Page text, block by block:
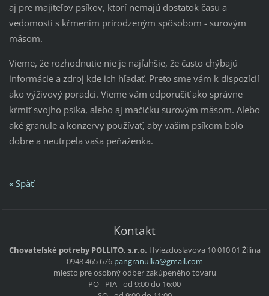
aj pre majiteľov psíkov, ktorí nemajú dostatok času a
vedomostí s kŕmením prirodzeným spôsobom - surovým
mäsom.
Vieme, že rozhodnutie nie je najľahšie, že často chýbajú
informácie a zdroj kde ich hľadať. Preto sme vám k dispozícií
ako výživový poradci. Vieme vám odporučiť ako správne
kŕmiť svojho psíka, alebo aj mačičku surovým mäsom. Alebo
aké granule a konzervy používať, aby vašim psíkom bolo
dobre a neutrpela vaša peňaženka.
« Späť
Kontakt
Chovateľské potreby POLLITO, s.r.o. Hviezdoslavova 10010 01 Žilina
0948 465 676 pangranulka@gmail.com
miesto pre osobný odber zakúpeného tovaru
PO - PIA - od 9:00 do 16:00